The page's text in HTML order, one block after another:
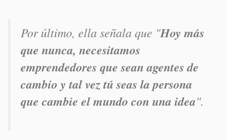
Por último, ella señala que "Hoy más
que nunca, necesitamos
emprendedores que sean agentes de
cambio y tal vez tú seas la persona
que cambie el mundo con una idea".